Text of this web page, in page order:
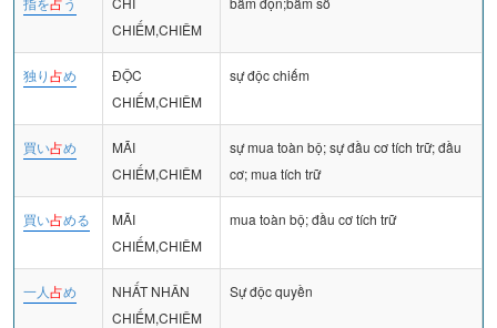
CHIẾM,CHIÊM
独り占め
ĐỘC
CHIẾM,CHIÊM
sự độc chiếm
買い占め
MÃI
CHIẾM,CHIÊM
sự mua toàn bộ; sự đầu cơ tích trữ; đầu
cơ; mua tích trữ
買い占める
MÃI
CHIẾM,CHIÊM
mua toàn bộ; đầu cơ tích trữ
一人占め
NHẤT NHÂN
CHIẾM,CHIÊM
Sự độc quyền